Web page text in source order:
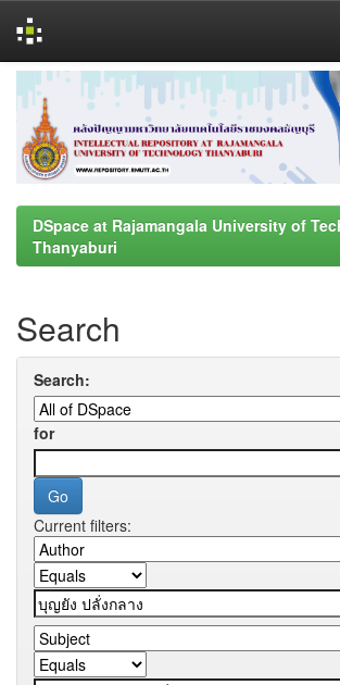
navigation
DSpace at Rajamangala University of
Thanyaburi
Search
Search:
for
Current filters: